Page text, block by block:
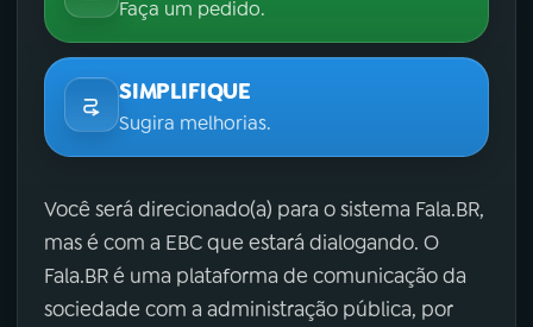
Faça um pedido.
SIMPLIFIQUE
Sugira melhorias.
Você será direcionado(a) para o sistema Fala.BR,
mas é com a EBC que estará dialogando. O
Fala.BR é uma plataforma de comunicação da
sociedade com a administração pública, por